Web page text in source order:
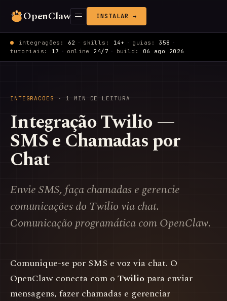
OpenClaw INSTALAR →
integrações: 62 · skills: 14+ · guias: 358 ·
tutoriais: 17 · online 24/7 · build: 06 ago 2026
INTEGRACOES · 1 MIN DE LEITURA
Integração Twilio —
SMS e Chamadas por
Chat
Envie SMS, faça chamadas e gerencie
comunicações do Twilio via chat.
Comunicação programática com OpenClaw.
Comunique-se por SMS e voz via chat. O
OpenClaw conecta com o Twilio para enviar
mensagens, fazer chamadas e gerenciar